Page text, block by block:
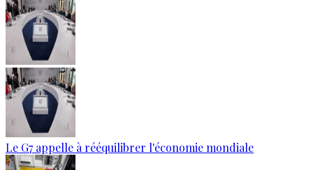
Le G7 appelle à rééquilibrer l'économie mondiale